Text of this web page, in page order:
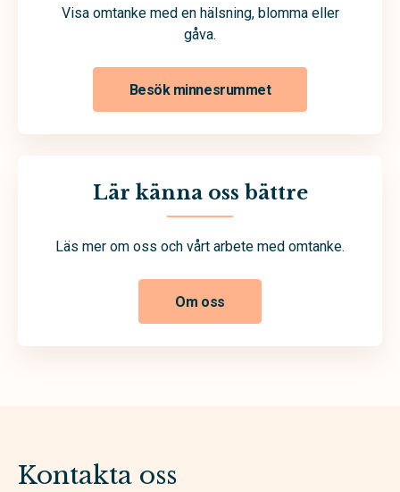
Visa omtanke med en hälsning, blomma eller
gåva.
Besök minnesrummet
Lär känna oss bättre
Läs mer om oss och vårt arbete med omtanke.
Om oss
Kontakta oss